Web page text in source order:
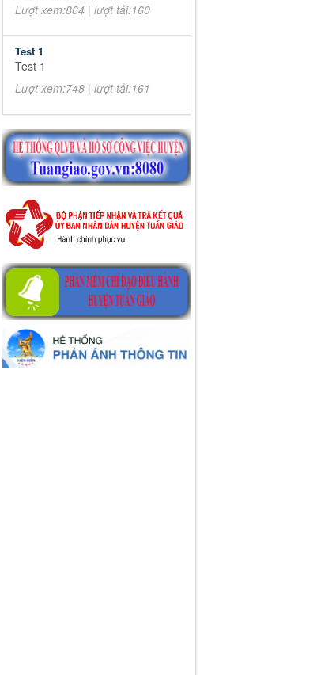
Lượt xem:864 | lượt tải:160
Test 1
Test 1
Lượt xem:748 | lượt tải:161